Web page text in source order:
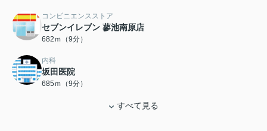
コンビニエンスストア
セブンイレブン 蓼池南原店
682ｍ（9分）
内科
坂田医院
685ｍ（9分）
すべて見る